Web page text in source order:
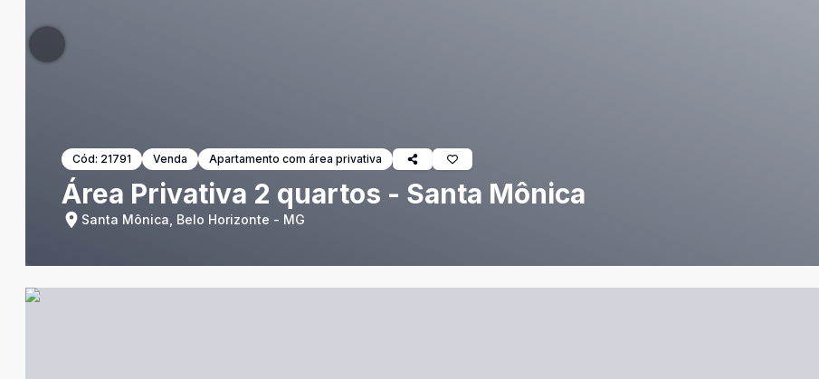
Cód: 21791 Venda Apartamento com área privativa
Área Privativa 2 quartos - Santa Mônica
Santa Mônica, Belo Horizonte - MG